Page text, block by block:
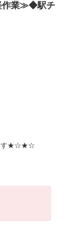
作業≫◆駅チ
ます★☆★☆